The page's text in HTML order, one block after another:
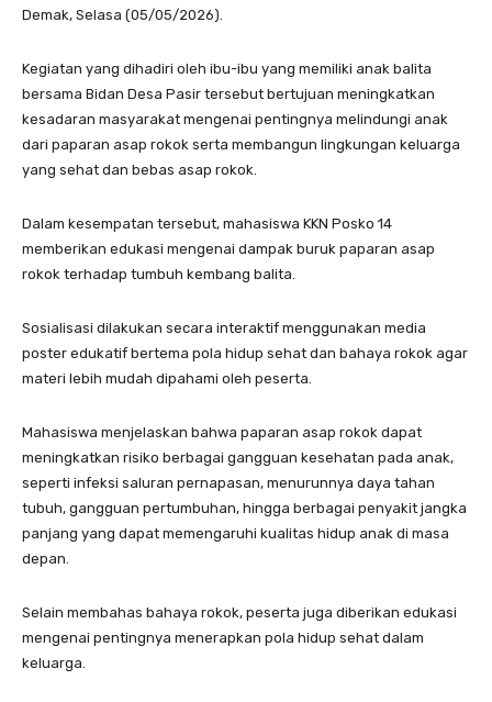
Demak, Selasa (05/05/2026).
Kegiatan yang dihadiri oleh ibu-ibu yang memiliki anak balita
bersama Bidan Desa Pasir tersebut bertujuan meningkatkan
kesadaran masyarakat mengenai pentingnya melindungi anak
dari paparan asap rokok serta membangun lingkungan keluarga
yang sehat dan bebas asap rokok.
Dalam kesempatan tersebut, mahasiswa KKN Posko 14
memberikan edukasi mengenai dampak buruk paparan asap
rokok terhadap tumbuh kembang balita.
Sosialisasi dilakukan secara interaktif menggunakan media
poster edukatif bertema pola hidup sehat dan bahaya rokok agar
materi lebih mudah dipahami oleh peserta.
Mahasiswa menjelaskan bahwa paparan asap rokok dapat
meningkatkan risiko berbagai gangguan kesehatan pada anak,
seperti infeksi saluran pernapasan, menurunnya daya tahan
tubuh, gangguan pertumbuhan, hingga berbagai penyakit jangka
panjang yang dapat memengaruhi kualitas hidup anak di masa
depan.
Selain membahas bahaya rokok, peserta juga diberikan edukasi
mengenai pentingnya menerapkan pola hidup sehat dalam
keluarga.